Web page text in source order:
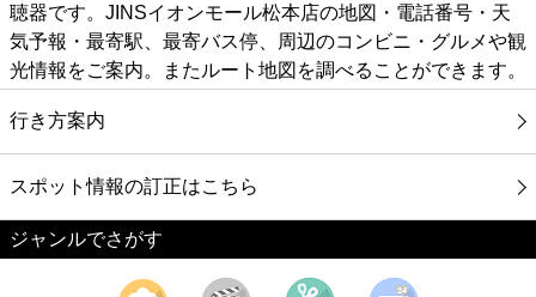
聴器です。JINSイオンモール松本店の地図・電話番号・天
気予報・最寄駅、最寄バス停、周辺のコンビニ・グルメや観
光情報をご案内。またルート地図を調べることができます。
行き方案内
スポット情報の訂正はこちら
ジャンルでさがす